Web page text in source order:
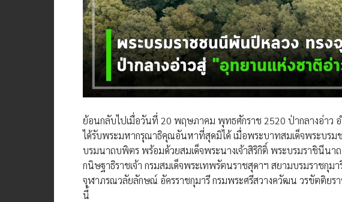
ย้อนกลับไปเมื่อวันที่ 20 พฤษภาคม พุทธศักราช 2520 ป่ากลางอ่าว
ได้รับพระมหากรุณาธิคุณอันหาที่สุดมิได้ เมื่อพระบาทสมเด็จพระบร
บรมนาถบพิตร พร้อมด้วยสมเด็จพระนางเจ้าสิริกิติ์ พระบรมราชินีน
กนิษฐาธิราชเจ้า กรมสมเด็จพระเทพรัตนราชสุดาฯ สยามบรมราชกุมา
จุฬาภรณวลัยลักษณ์ อัครราชกุมารี กรมพระศรีสวางควัฒน วรขัตติยร
นี้